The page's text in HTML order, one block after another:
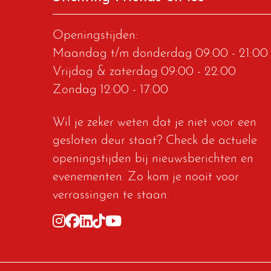
Openingstijden:
Maandag t/m donderdag 09:00 - 21:00
Vrijdag & zaterdag 09:00 - 22:00
Zondag
12:00 - 17:00
Wil je zeker weten dat je niet voor een
gesloten deur staat? Check de actuele
openingstijden bij nieuwsberichten en
evenementen. Zo kom je nooit voor
verrassingen te staan.